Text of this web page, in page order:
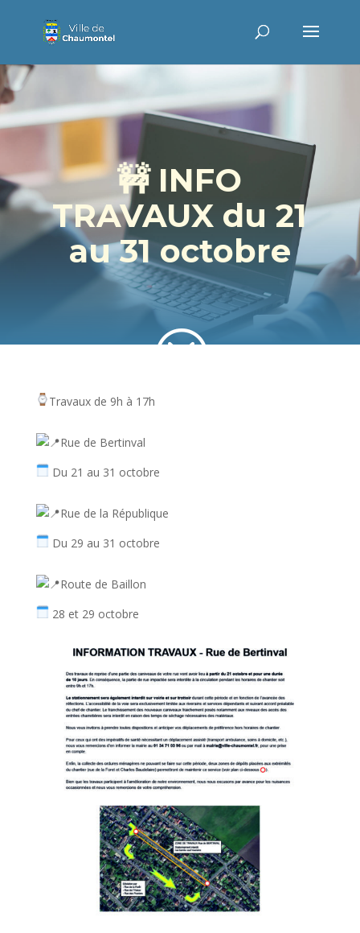
🚧 INFO
TRAVAUX du 21
au 31 octobre
?
Travaux de 9h à 17h
Rue de Bertinval
Du 21 au 31 octobre
Rue de la République
Du 29 au 31 octobre
Route de Baillon
28 et 29 octobre